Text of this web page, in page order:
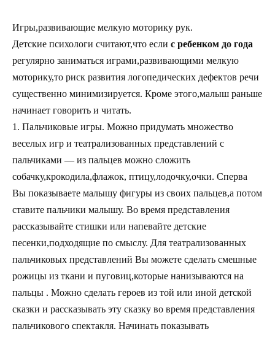
Игры,развивающие мелкую моторику рук.
Детские психологи считают,что если с ребенком до года
регулярно заниматься играми,развивающими мелкую
моторику,то риск развития логопедических дефектов речи
существенно минимизируется. Кроме этого,малыш раньше
начинает говорить и читать.
1. Пальчиковые игры. Можно придумать множество
веселых игр и театрализованных представлений с
пальчиками — из пальцев можно сложить
собачку,крокодила,флажок, птицу,лодочку,очки. Сперва
Вы показываете малышу фигуры из своих пальцев,а потом
ставите пальчики малышу. Во время представления
рассказывайте стишки или напевайте детские
песенки,подходящие по смыслу. Для театрализованных
пальчиковых представлений Вы можете сделать смешные
рожицы из ткани и пуговиц,которые нанизываются на
пальцы . Можно сделать героев из той или иной детской
сказки и рассказывать эту сказку во время представления
пальчикового спектакля. Начинать показывать